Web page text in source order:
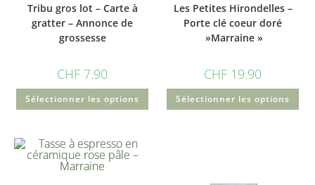
Tribu gros lot – Carte à
gratter – Annonce de
grossesse
CHF 7.90
Sélectionner les options
Les Petites Hirondelles –
Porte clé coeur doré
»Marraine »
CHF 19.90
Sélectionner les options